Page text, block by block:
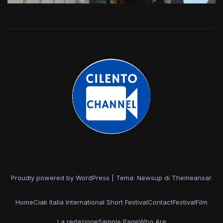
Proudly powered by WordPress Tema: Newsup di Themeansar.
HomeCiak Italia International Short FestivalContactFestivalFilm
La redazioneSample PageWho Are